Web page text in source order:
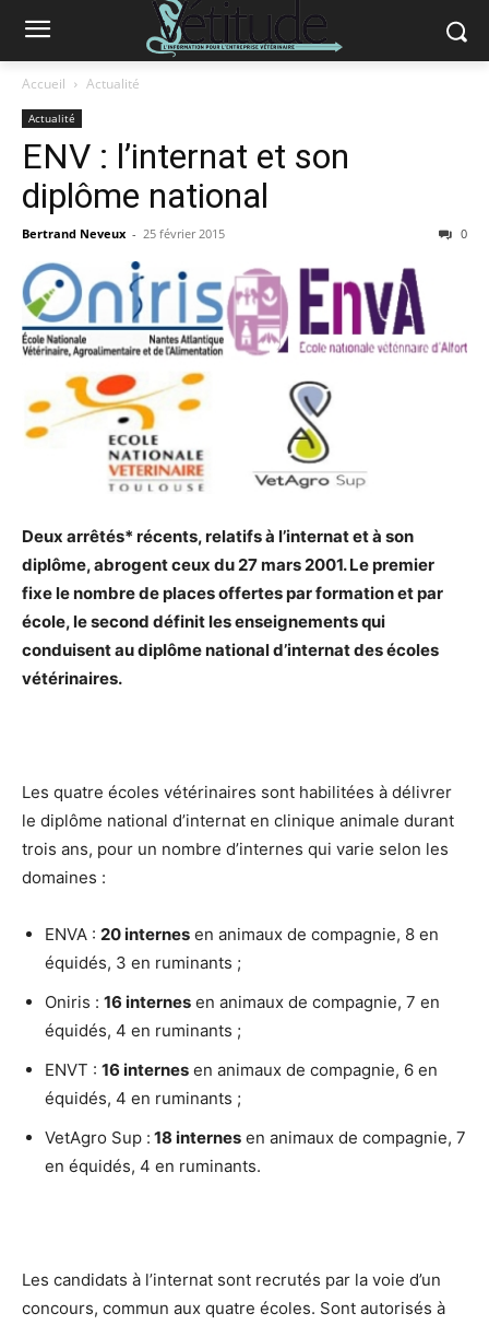
Accueil Actualité
Actualité
ENV : l’internat et son
diplôme national
Bertrand Neveux - 25 février 2015 0
Deux arrêtés* récents, relatifs à l’internat et à son
diplôme, abrogent ceux du 27 mars 2001.Le premier
fixe le nombre de places offertes par formation et par
école, le second définit les enseignements qui
conduisent au diplôme national d’internat des écoles
vétérinaires.
Les quatre écoles vétérinaires sont habilitées à délivrer
le diplôme national d’internat en clinique animale durant
trois ans, pour un nombre d’internes qui varie selon les
domaines :
ENVA : 20 internes en animaux de compagnie, 8 en
équidés, 3 en ruminants ;
Oniris : 16 internes en animaux de compagnie, 7 en
équidés, 4 en ruminants ;
ENVT : 16 internes en animaux de compagnie, 6 en
équidés, 4 en ruminants ;
VetAgro Sup : 18 internes en animaux de compagnie, 7
en équidés, 4 en ruminants.
Les candidats à l’internat sont recrutés par la voie d’un
concours, commun aux quatre écoles. Sont autorisés à